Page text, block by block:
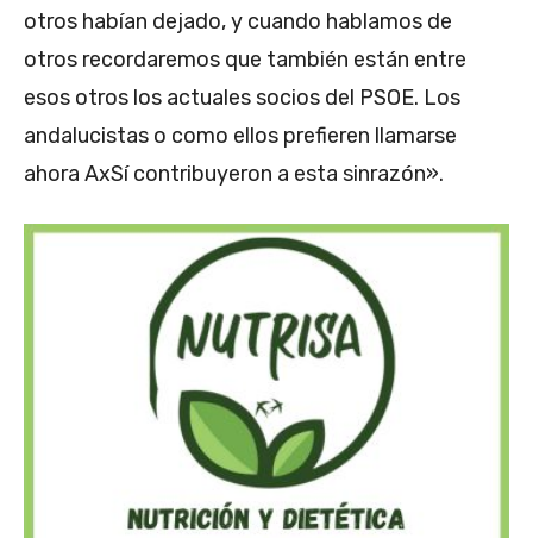
otros habían dejado, y cuando hablamos de
otros recordaremos que también están entre
esos otros los actuales socios del PSOE. Los
andalucistas o como ellos prefieren llamarse
ahora AxSí contribuyeron a esta sinrazón».